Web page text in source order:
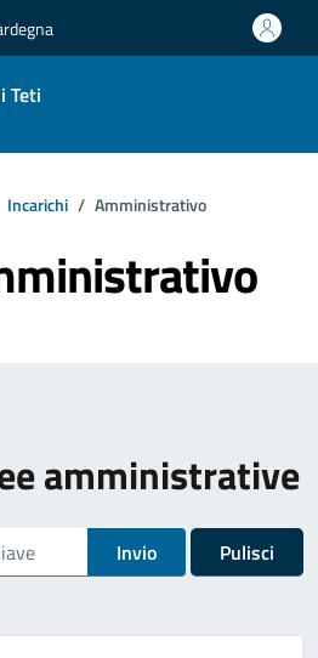
Teti
Incarichi Amministrativo
amministrative
Invio Pulisci